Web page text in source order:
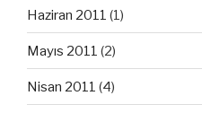
Haziran 2011 (1)
Mayıs 2011 (2)
Nisan 2011 (4)